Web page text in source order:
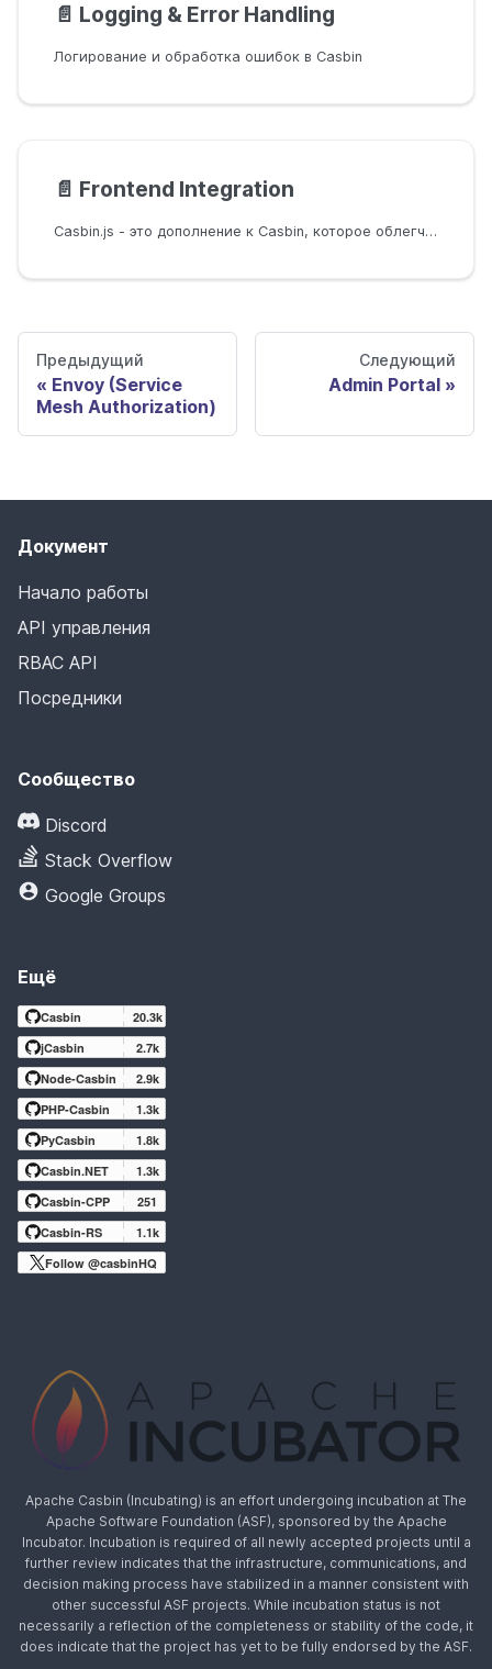
📄️ Logging & Error Handling
Логирование и обработка ошибок в Casbin
📄️ Frontend Integration
Casbin.js - это дополнение к Casbin, которое облегчает управление контролем доступа в приложении на стороне клиента
Предыдущий
Envoy (Service
Mesh Authorization)
Следующий
Admin Portal
Документ
Начало работы
API управления
RBAC API
Посредники
Сообщество
Discord
Stack Overflow
Google Groups
Ещё
Casbin
20.3k
jCasbin
2.7k
Node-Casbin
2.9k
PHP-Casbin
1.3k
PyCasbin
1.8k
Casbin.NET
1.3k
Casbin-CPP
251
Casbin-RS
1.1k
Follow @casbinHQ
Apache Casbin (Incubating) is an effort undergoing incubation at The
Apache Software Foundation (ASF), sponsored by the Apache
Incubator. Incubation is required of all newly accepted projects until a
further review indicates that the infrastructure, communications, and
decision making process have stabilized in a manner consistent with
other successful ASF projects. While incubation status is not
necessarily a reflection of the completeness or stability of the code, it
does indicate that the project has yet to be fully endorsed by the ASF.